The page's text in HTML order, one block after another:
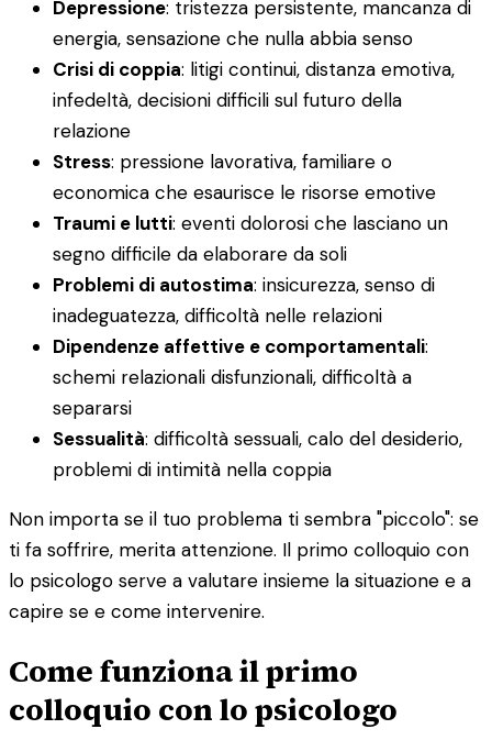
Depressione: tristezza persistente, mancanza di
energia, sensazione che nulla abbia senso
Crisi di coppia: litigi continui, distanza emotiva,
infedeltà, decisioni difficili sul futuro della
relazione
Stress: pressione lavorativa, familiare o
economica che esaurisce le risorse emotive
Traumi e lutti: eventi dolorosi che lasciano un
segno difficile da elaborare da soli
Problemi di autostima: insicurezza, senso di
inadeguatezza, difficoltà nelle relazioni
Dipendenze affettive e comportamentali:
schemi relazionali disfunzionali, difficoltà a
separarsi
Sessualità: difficoltà sessuali, calo del desiderio,
problemi di intimità nella coppia
Non importa se il tuo problema ti sembra "piccolo": se
ti fa soffrire, merita attenzione. Il primo colloquio con
lo psicologo serve a valutare insieme la situazione e a
capire se e come intervenire.
Come funziona il primo
colloquio con lo psicologo